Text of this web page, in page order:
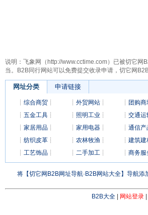
说明：飞象网（http://www.cctime.com）已被切它
当。B2B同行网站可以免费提交收录申请，切它网
网址分类 申请链接
┊ 综合商贸 ┊ ┊ 外贸网站 ┊ ┊ 团购商
┊ 五金工具 ┊ ┊ 照明工业 ┊ ┊ 交通运
┊ 家居用品 ┊ ┊ 家用电器 ┊ ┊ 通信产
┊ 纺织皮革 ┊ ┊ 农林牧渔 ┊ ┊ 建筑建
┊ 工艺饰品 ┊ ┊ 二手加工 ┊ ┊ 商务服
将【切它网B2B网址导航·B2B网站大全】导航添
B2B大全| 网站登录|